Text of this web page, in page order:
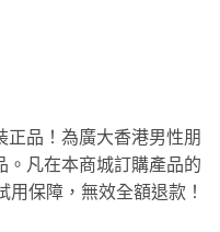
正品！為廣大香港男性朋
。凡在本商城訂購產品的
保障，無效全額退款！